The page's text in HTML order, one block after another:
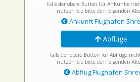
Falls der obere Button für Ankünfte
nutzen Sie bitte den folgenden
Ankunft Flughafen
Abflüge
Falls der obere Button für Abflüge
nutzen Sie bitte den folgenden
Abflug Flughafen